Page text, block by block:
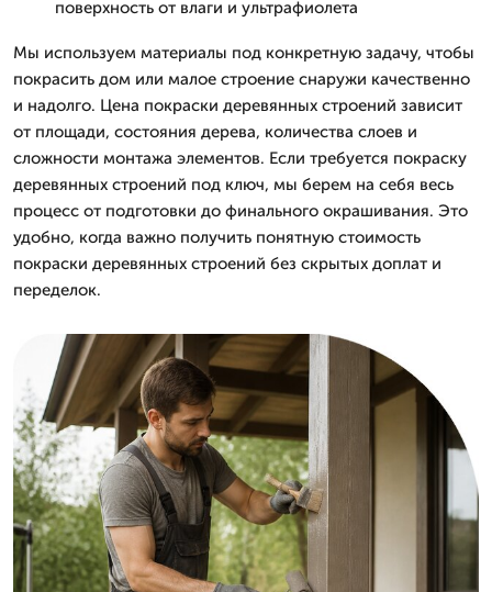
поверхность от влаги и ультрафиолета
Мы используем материалы под конкретную задачу, чтобы
покрасить дом или малое строение снаружи качественно
и надолго. Цена покраски деревянных строений зависит
от площади, состояния дерева, количества слоев и
сложности монтажа элементов. Если требуется покраску
деревянных строений под ключ, мы берем на себя весь
процесс от подготовки до финального окрашивания. Это
удобно, когда важно получить понятную стоимость
покраски деревянных строений без скрытых доплат и
переделок.